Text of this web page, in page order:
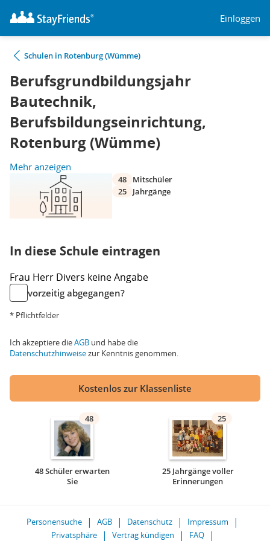
Einloggen
Schulen in Rotenburg (Wümme)
Berufsgrundbildungsjahr
Bautechnik,
Berufsbildungseinrichtung,
Rotenburg (Wümme)
Mehr anzeigen
48
Mitschüler
25
Jahrgänge
In diese Schule eintragen
Frau Herr Divers keine Angabe
vorzeitig abgegangen?
* Pflichtfelder
Ich akzeptiere dieAGB und habe die
Datenschutzhinweisezur Kenntnis genommen.
Kostenlos zur Klassenliste
48
48 Schüler erwarten
Sie
25
25 Jahrgänge voller
Erinnerungen
Personensuche AGB Datenschutz
Impressum
Privatsphäre
Vertrag kündigen FAQ